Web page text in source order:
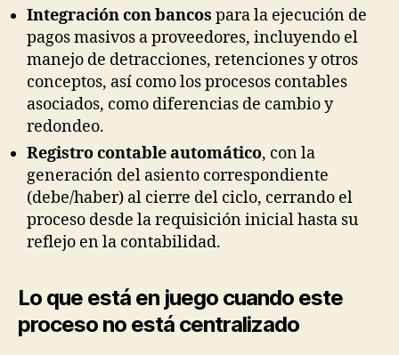
Integración con bancos para la ejecución de
pagos masivos a proveedores, incluyendo el
manejo de detracciones, retenciones y otros
conceptos, así como los procesos contables
asociados, como diferencias de cambio y
redondeo.
Registro contable automático, con la
generación del asiento correspondiente
(debe/haber) al cierre del ciclo, cerrando el
proceso desde la requisición inicial hasta su
reflejo en la contabilidad.
Lo que está en juego cuando este
proceso no está centralizado